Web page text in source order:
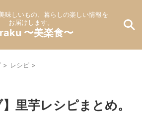
味しいもの、暮らしの楽しい情報を
お届けします。
〜美楽食〜
> レシピ >
】里芋レシピまとめ。